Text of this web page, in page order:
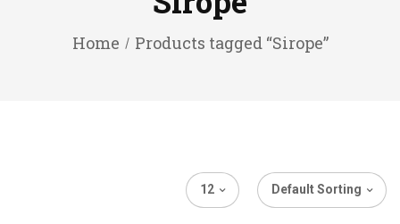
Home Products tagged “Sirope”
Default Sorting
12